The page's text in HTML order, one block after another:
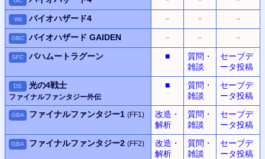
Wii バイオハザード4 － － －
GBC バイオハザード GAIDEN － － －
SFC バハムートラグーン ■
質問・
雑談
セーブデ
ータ投稿
DS 光の4戦士
ファイナルファンタジー外伝
■
質問・
雑談
セーブデ
ータ投稿
GBA ファイナルファンタジー1 (FF1)
改造・
解析
質問・
雑談
セーブデ
ータ投稿
GBA ファイナルファンタジー2 (FF2)
改造・
解析
質問・
雑談
セーブデ
ータ投稿